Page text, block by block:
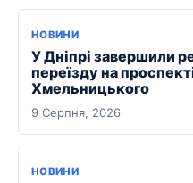
НОВИНИ
У Дніпрі завершили
переїзду на
Хмельницького
9 Серпня, 2026
НОВИНИ